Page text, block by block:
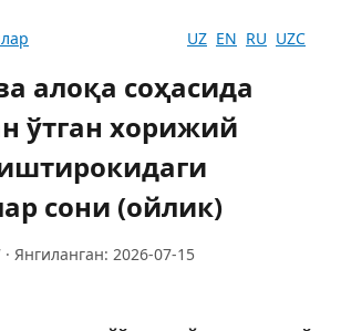
UZ EN RU UZC
алоқа соҳасида
ўтган хорижий
сони (ойлик)
Янгиланган: 2026-07-15